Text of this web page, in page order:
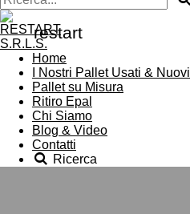
restart
Home
I Nostri Pallet Usati & Nuovi
Pallet su Misura
Ritiro Epal
Chi Siamo
Blog & Video
Contatti
Ricerca